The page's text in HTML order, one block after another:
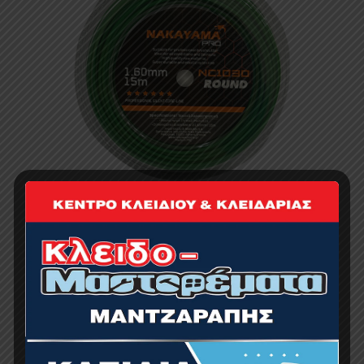
ΜΕΣΙΝΕΖΑ Round 1.60mm-15m
1.06€